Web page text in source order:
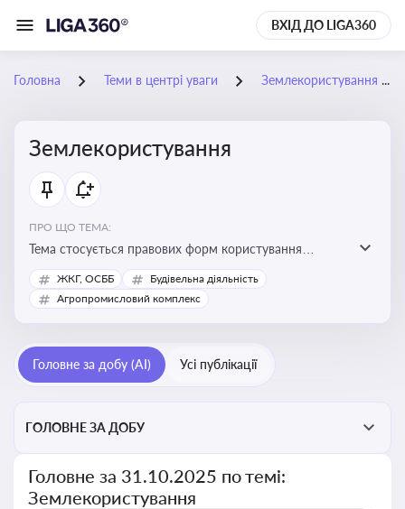
ВХІД ДО LIGA360
Головна Теми в центрі уваги Землекористування
Землекористування
ПРО ЩО ТЕМА:
Тема стосується правових форм користування
землею, зокрема умов доступу, володіння та
користування земельними ділянками різних форм
ЖКГ, ОСББ
Будівельна діяльність
Агропромисловий комплекс
Головне за добу (AI) Усі публікації
ГОЛОВНЕ ЗА ДОБУ
Головне за 31.10.2025 по темі:
Землекористування